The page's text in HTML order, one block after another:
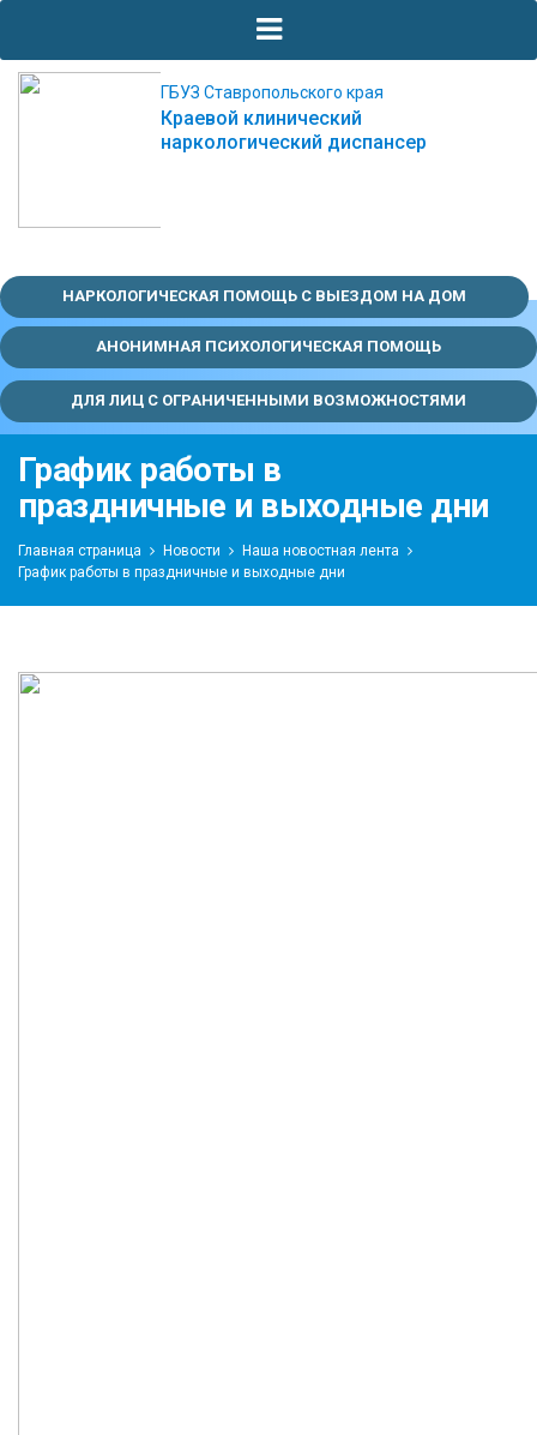
ГБУЗ Ставропольского края
Краевой клинический
наркологический диспансер
НАРКОЛОГИЧЕСКАЯ ПОМОЩЬ С ВЫЕЗДОМ НА ДОМ
АНОНИМНАЯ ПСИХОЛОГИЧЕСКАЯ ПОМОЩЬ
ДЛЯ ЛИЦ С ОГРАНИЧЕННЫМИ ВОЗМОЖНОСТЯМИ
График работы в
праздничные и выходные дни
Главная страница Новости
Наша новостная лента
График работы в праздничные и выходные дни